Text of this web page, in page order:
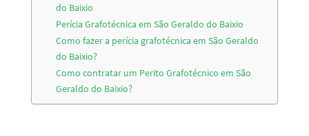
do Baixio
Perícia Grafotécnica em São Geraldo do Baixio
Como fazer a perícia grafotécnica em São Geraldo
do Baixio?
Como contratar um Perito Grafotécnico em São
Geraldo do Baixio?